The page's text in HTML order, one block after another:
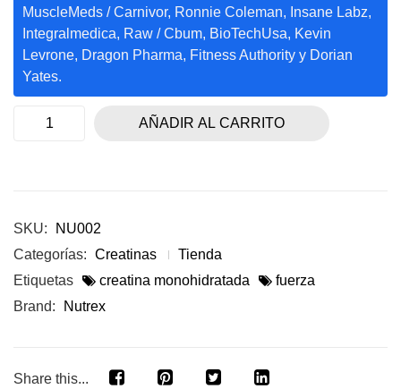
MuscleMeds / Carnivor, Ronnie Coleman, Insane Labz,
Integralmedica, Raw / Cbum, BioTechUsa, Kevin
Levrone, Dragon Pharma, Fitness Authority y Dorian
Yates.
AÑADIR AL CARRITO
SKU:
NU002
Categorías: Creatinas
Tienda
Etiquetas
creatina monohidratada
fuerza
Brand:
Nutrex
Share this...